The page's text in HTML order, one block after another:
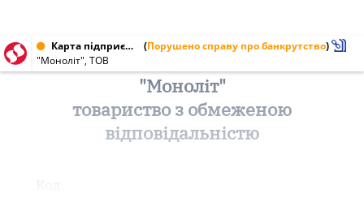
Карта підприємства від 16.05.2000 (Порушено справу про банкрутство)
"Моноліт", ТОВ
"Моноліт"
товариство з обмеженою
відповідальністю